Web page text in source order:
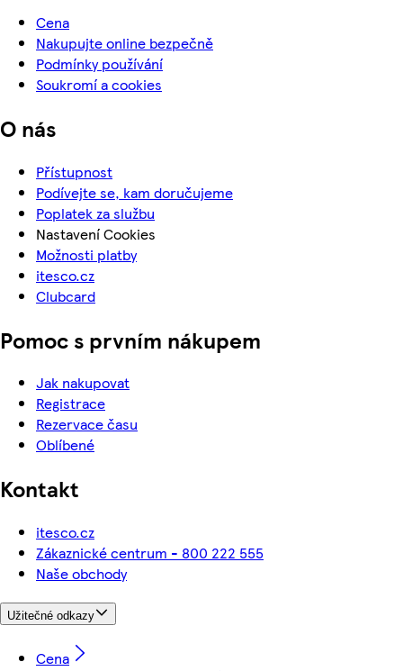
Cena
Nakupujte online bezpečně
Podmínky používání
Soukromí a cookies
O nás
Přístupnost
Podívejte se, kam doručujeme
Poplatek za službu
Nastavení Cookies
Možnosti platby
itesco.cz
Clubcard
Pomoc s prvním nákupem
Jak nakupovat
Registrace
Rezervace času
Oblíbené
Kontakt
itesco.cz
Zákaznické centrum - 800 222 555
Naše obchody
Užitečné odkazy
Cena